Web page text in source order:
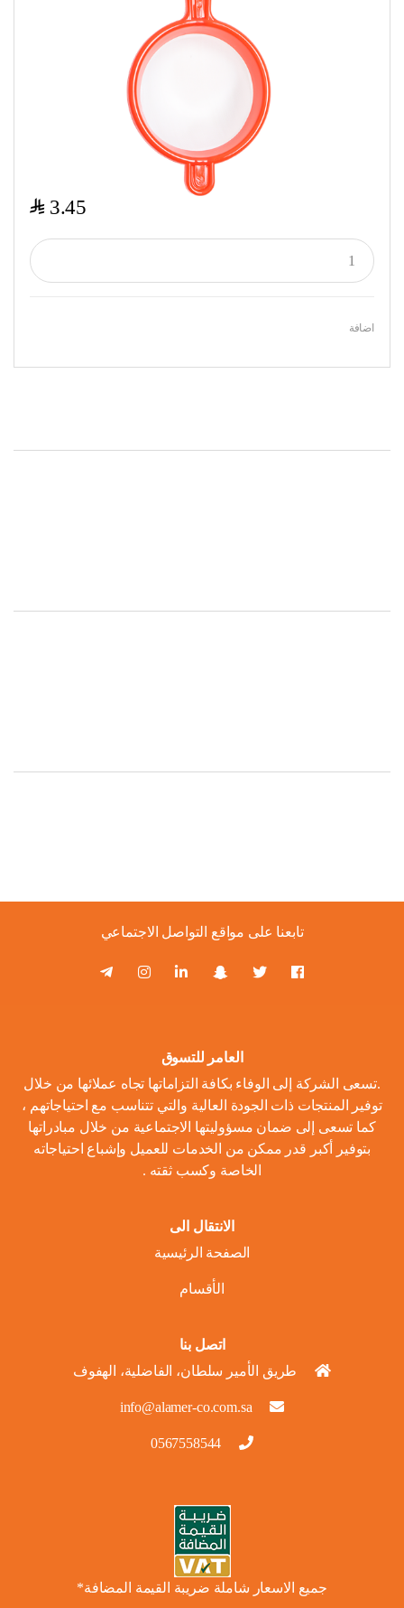
3.45
$
اضافة
تابعنا على مواقع التواصل الاجتماعي
العامر للتسوق
.تسعى الشركة إلى الوفاء بكافة التزاماتها تجاه عملائها من خلال
توفير المنتجات ذات الجودة العالية والتي تتناسب مع احتياجاتهم ،
كما تسعى إلى ضمان مسؤوليتها الاجتماعية من خلال مبادراتها
بتوفير أكبر قدر ممكن من الخدمات للعميل وإشباع احتياجاته
الخاصة وكسب ثقته .
الانتقال الى
الصفحة الرئيسية
الأقسام
اتصل بنا
طريق الأمير سلطان، الفاضلية، الهفوف
info@alamer-co.com.sa
0567558544
جميع الاسعار شاملة ضريبة القيمة المضافة*